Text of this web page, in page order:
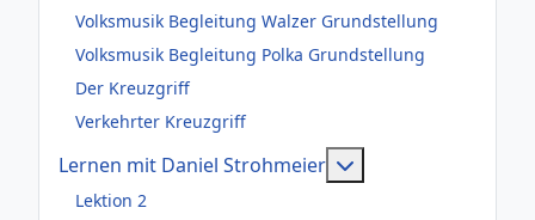
Volksmusik Begleitung Walzer Grundstellung
Volksmusik Begleitung Polka Grundstellung
Der Kreuzgriff
Verkehrter Kreuzgriff
Lernen mit Daniel Strohmeier
Lektion 2